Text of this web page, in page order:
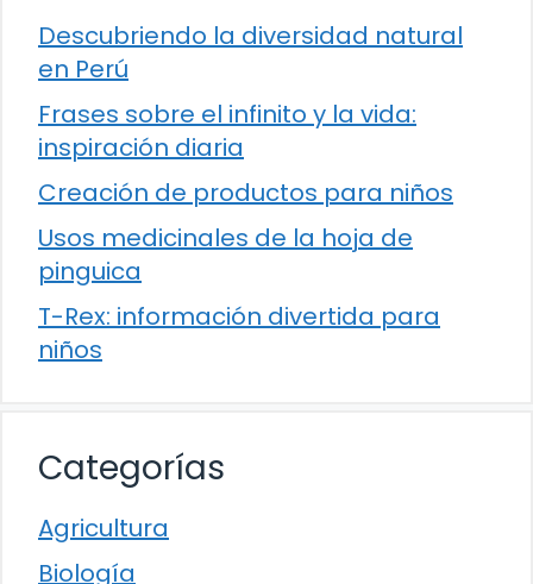
Descubriendo la diversidad natural
en Perú
Frases sobre el infinito y la vida:
inspiración diaria
Creación de productos para niños
Usos medicinales de la hoja de
pinguica
T-Rex: información divertida para
niños
Categorías
Agricultura
Biología